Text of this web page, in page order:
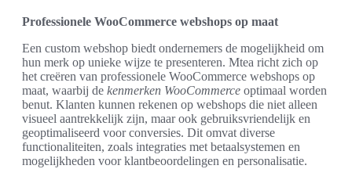
Professionele WooCommerce webshops op maat
Een custom webshop biedt ondernemers de mogelijkheid om
hun merk op unieke wijze te presenteren. Mtea richt zich op
het creëren van professionele WooCommerce webshops op
maat, waarbij de kenmerken WooCommerce optimaal worden
benut. Klanten kunnen rekenen op webshops die niet alleen
visueel aantrekkelijk zijn, maar ook gebruiksvriendelijk en
geoptimaliseerd voor conversies. Dit omvat diverse
functionaliteiten, zoals integraties met betaalsystemen en
mogelijkheden voor klantbeoordelingen en personalisatie.